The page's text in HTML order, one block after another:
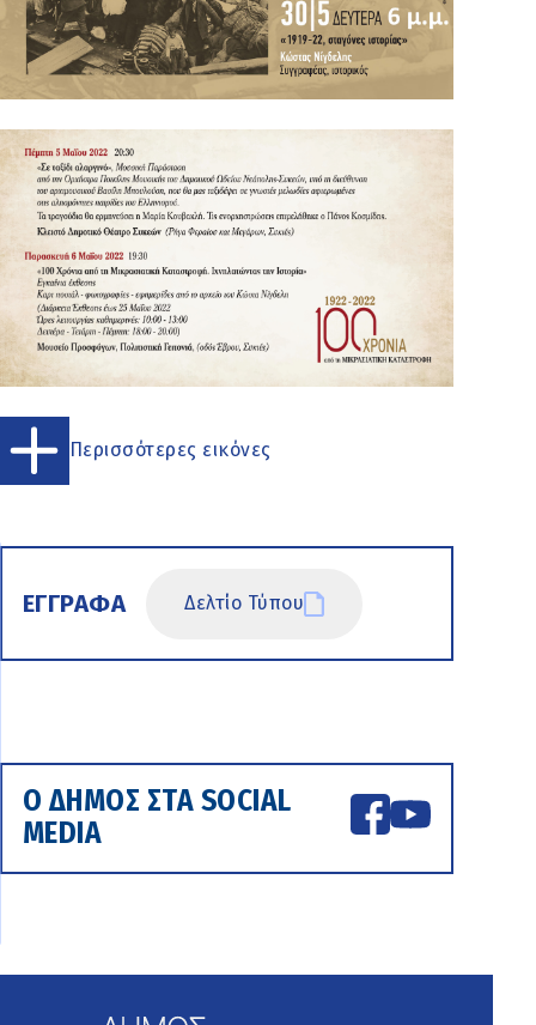
Περισσότερες εικόνες
ΕΓΓΡΑΦΑ Δελτίο Τύπου
Ο ΔΗΜΟΣ ΣΤΑ SOCIAL
MEDIA